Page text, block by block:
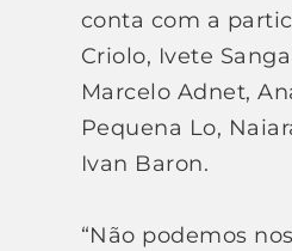
conta com a
Criolo, Ivete
Marcelo Adnet,
Pequena Lo,
Ivan Baron.
“Não podemos